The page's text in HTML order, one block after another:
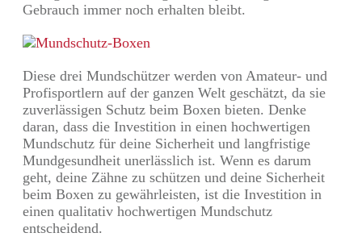
Gebrauch immer noch erhalten bleibt.
Diese drei Mundschützer werden von Amateur- und
Profisportlern auf der ganzen Welt geschätzt, da sie
zuverlässigen Schutz beim Boxen bieten. Denke
daran, dass die Investition in einen hochwertigen
Mundschutz für deine Sicherheit und langfristige
Mundgesundheit unerlässlich ist. Wenn es darum
geht, deine Zähne zu schützen und deine Sicherheit
beim Boxen zu gewährleisten, ist die Investition in
einen qualitativ hochwertigen Mundschutz
entscheidend.